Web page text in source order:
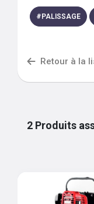
# PALISSAGE
Retour à la
2 Produits